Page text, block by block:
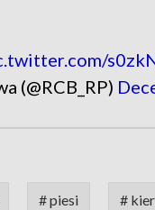
(@RCB_RP)
# piesi #